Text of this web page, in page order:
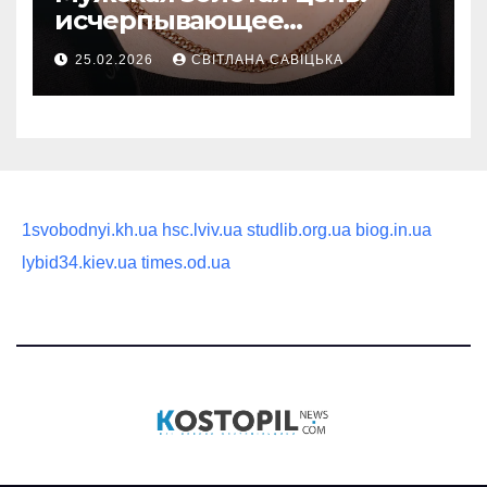
исчерпывающее
руководство по выбору
статусного украшения
25.02.2026 СВІТЛАНА САВІЦЬКА
1svobodnyi.kh.ua hsc.lviv.ua studlib.org.ua biog.in.ua
lybid34.kiev.ua times.od.ua